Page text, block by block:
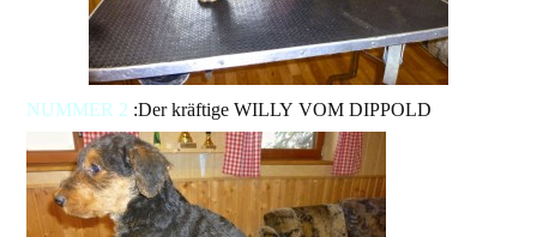
NUMMER 2 :Der kräftige WILLY VOM DIPPOLD